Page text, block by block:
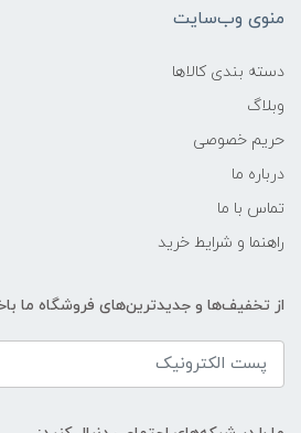
منوی وب‌سایت
دسته بندی کالاها
وبلاگ
حریم خصوصی
درباره ما
تماس با ما
راهنما و شرایط خرید
از تخفیف‌ها و جدیدترین‌های فروشگاه ما